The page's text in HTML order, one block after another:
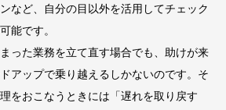
など、自分の目以外を活用してチェック
能です。
った業務を立て直す場合でも、助けが来
アップで乗り越えるしかないのです。そ
をおこなうときには「遅れを取り戻す